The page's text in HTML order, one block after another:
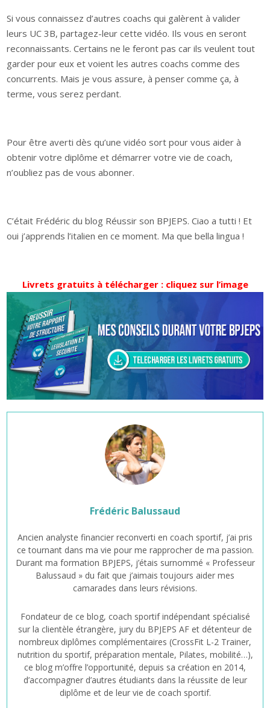
Si vous connaissez d’autres coachs qui galèrent à valider
leurs UC 3B, partagez-leur cette vidéo. Ils vous en seront
reconnaissants. Certains ne le feront pas car ils veulent tout
garder pour eux et voient les autres coachs comme des
concurrents. Mais je vous assure, à penser comme ça, à
terme, vous serez perdant.
Pour être averti dès qu’une vidéo sort pour vous aider à
obtenir votre diplôme et démarrer votre vie de coach,
n’oubliez pas de vous abonner.
C’était Frédéric du blog Réussir son BPJEPS. Ciao a tutti ! Et
oui j’apprends l’italien en ce moment. Ma que bella lingua !
Livrets gratuits à télécharger : cliquez sur l’image
Frédéric Balussaud
Ancien analyste financier reconverti en coach sportif, j’ai pris
ce tournant dans ma vie pour me rapprocher de ma passion.
Durant ma formation BPJEPS, j’étais surnommé « Professeur
Balussaud » du fait que j’aimais toujours aider mes
camarades dans leurs révisions.
Fondateur de ce blog, coach sportif indépendant spécialisé
sur la clientèle étrangère, jury du BPJEPS AF et détenteur de
nombreux diplômes complémentaires (CrossFit L-2 Trainer,
nutrition du sportif, préparation mentale, Pilates, mobilité…),
ce blog m’offre l’opportunité, depuis sa création en 2014,
d’accompagner d’autres étudiants dans la réussite de leur
diplôme et de leur vie de coach sportif.